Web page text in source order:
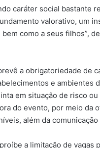
caráter social bastante
valorativo, um
como a seus filhos”,
a obrigatoriedade de
e ambientes
em situação de risco
do evento, por meio da
além da comunicação
a limitação de